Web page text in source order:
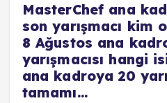
MasterChef ana
son yarışmacı kim
8 Ağustos ana
yarışmacısı hangi
ana kadroya 20
tamamı…